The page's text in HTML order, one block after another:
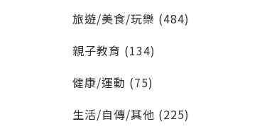
旅遊/美食/玩樂 (484)
親子教育 (134)
健康/運動 (75)
生活/自傳/其他 (225)